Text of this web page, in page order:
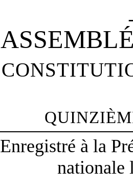
Enregistré à la
nationale